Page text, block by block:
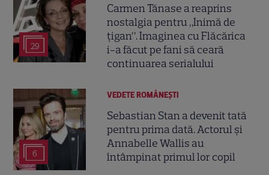
29
Carmen Tănase a reaprins
nostalgia pentru „Inimă de
țigan”. Imaginea cu Flăcărica
i-a făcut pe fani să ceară
continuarea serialului
6
VEDETE ROMÂNEŞTI
Sebastian Stan a devenit tată
pentru prima dată. Actorul și
Annabelle Wallis au
întâmpinat primul lor copil